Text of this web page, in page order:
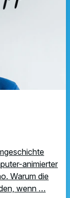
animierter
Warum die
wenn …